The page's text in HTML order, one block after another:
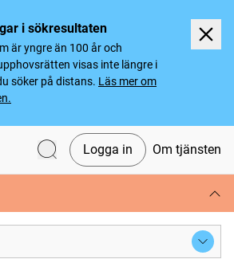
i sökresultaten
är yngre än 100 år och
visas inte längre i
söker på distans. Läs mer om
Logga in Om tjänsten